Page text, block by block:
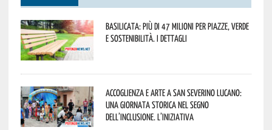
Basilicata: più di 47 milioni per piazze, verde
e sostenibilità. I dettagli
Accoglienza e arte a San Severino Lucano:
una giornata storica nel segno
dell’inclusione. L’iniziativa